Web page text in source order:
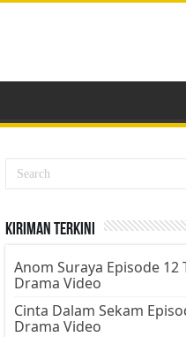
Kiriman Terkini
Anom Suraya Episode 12
Drama Video
Cinta Dalam Sekam
Drama Video